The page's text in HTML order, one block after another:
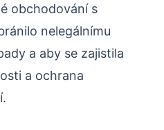
obchodování s
nelegálnímu
a aby se zajistila
a ochrana